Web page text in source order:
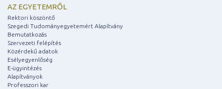
AZ EGYETEMRŐL
Rektori köszöntő
Szegedi Tudományegyetemért Alapítvány
Bemutatkozás
Szervezeti felépítés
Közérdekű adatok
Esélyegyenlőség
E-ügyintézés
Alapítványok
Professzori kar